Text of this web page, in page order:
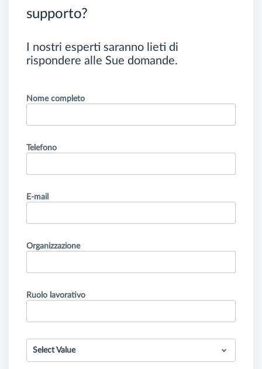
supporto?
I nostri esperti saranno lieti di
rispondere alle Sue domande.
Nome completo
Telefono
E-mail
Organizzazione
Ruolo lavorativo
Select Value